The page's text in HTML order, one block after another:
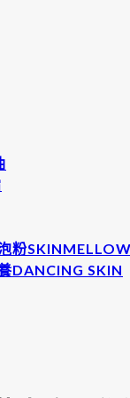
粉
DANCING SKIN